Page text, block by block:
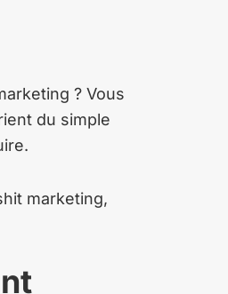
? Vous
du simple
marketing,